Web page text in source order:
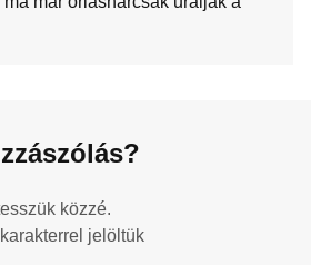
közzé.
karakterrel jelöltük